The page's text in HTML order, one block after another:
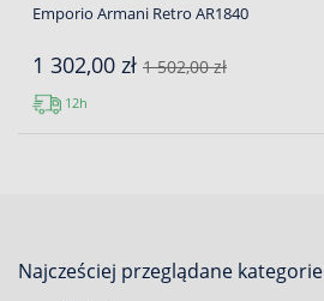
Emporio Armani Retro AR1840
1 302,00 zł 1 502,00 zł
12h
Najcześciej przeglądane kategorie